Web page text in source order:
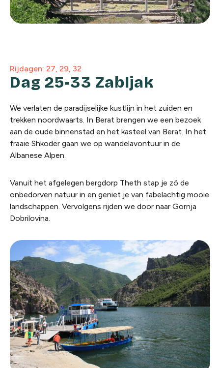
Rijdagen: 27, 29, 32
Dag 25-33 Zabljak
We verlaten de paradijselijke kustlijn in het zuiden en
trekken noordwaarts. In Berat brengen we een bezoek
aan de oude binnenstad en het kasteel van Berat. In het
fraaie Shkodër gaan we op wandelavontuur in de
Albanese Alpen.
Vanuit het afgelegen bergdorp Theth stap je zó de
onbedorven natuur in en geniet je van fabelachtig mooie
landschappen. Vervolgens rijden we door naar Gornja
Dobrilovina.